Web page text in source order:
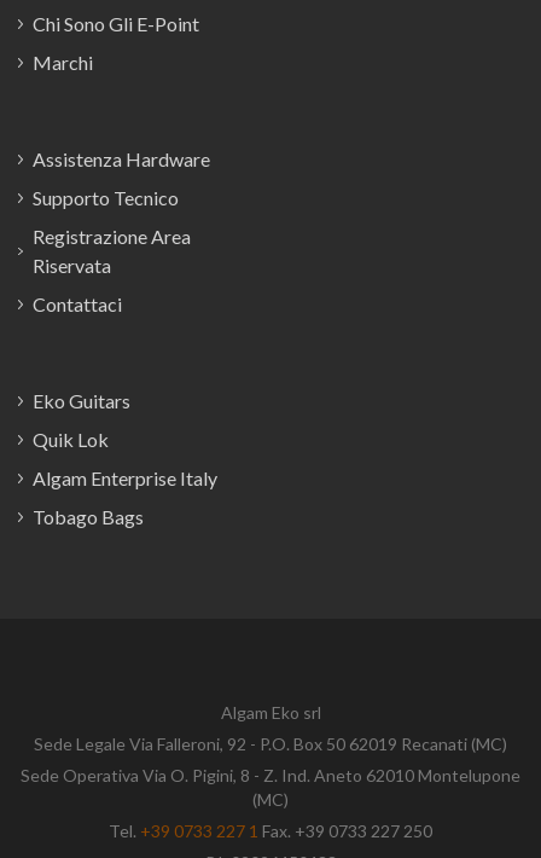
Chi Sono Gli E-Point
Marchi
Assistenza Hardware
Supporto Tecnico
Registrazione Area
Riservata
Contattaci
Eko Guitars
Quik Lok
Algam Enterprise Italy
Tobago Bags
Algam Eko srl
Sede Legale Via Falleroni, 92 - P.O. Box 50 62019 Recanati (MC)
Sede Operativa Via O. Pigini, 8 - Z. Ind. Aneto 62010 Montelupone
(MC)
Tel. +39 0733 227 1 Fax. +39 0733 227 250